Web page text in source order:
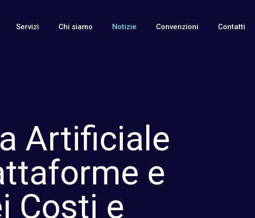
Servizi Chi siamo Notizie Convenzioni Contatti
Artificiale
e
Costi e